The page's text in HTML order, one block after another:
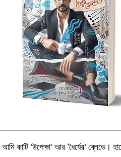
কাটি 'উপেক্ষা' আর 'ধৈর্যের' ব্লেডে।